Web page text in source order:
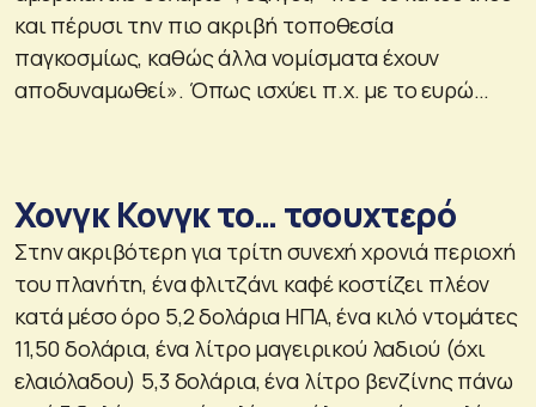
και πέρυσι την πιο ακριβή τοποθεσία
παγκοσμίως, καθώς άλλα νομίσματα έχουν
αποδυναμωθεί». Όπως ισχύει π.χ. με το ευρώ…
Χονγκ Κονγκ το… τσουχτερό
Στην ακριβότερη για τρίτη συνεχή χρονιά περιοχή
του πλανήτη, ένα φλιτζάνι καφέ κοστίζει πλέον
κατά μέσο όρο 5,2 δολάρια ΗΠΑ, ένα κιλό ντομάτες
11,50 δολάρια, ένα λίτρο μαγειρικού λαδιού (όχι
ελαιόλαδου) 5,3 δολάρια, ένα λίτρο βενζίνης πάνω